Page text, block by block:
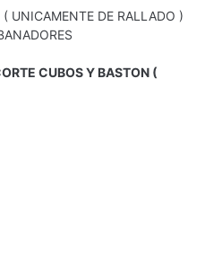
DE RALLADO )
CUBOS Y BASTON (